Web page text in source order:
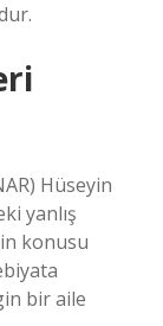
Hüseyin
yanlış
konusu
bir aile